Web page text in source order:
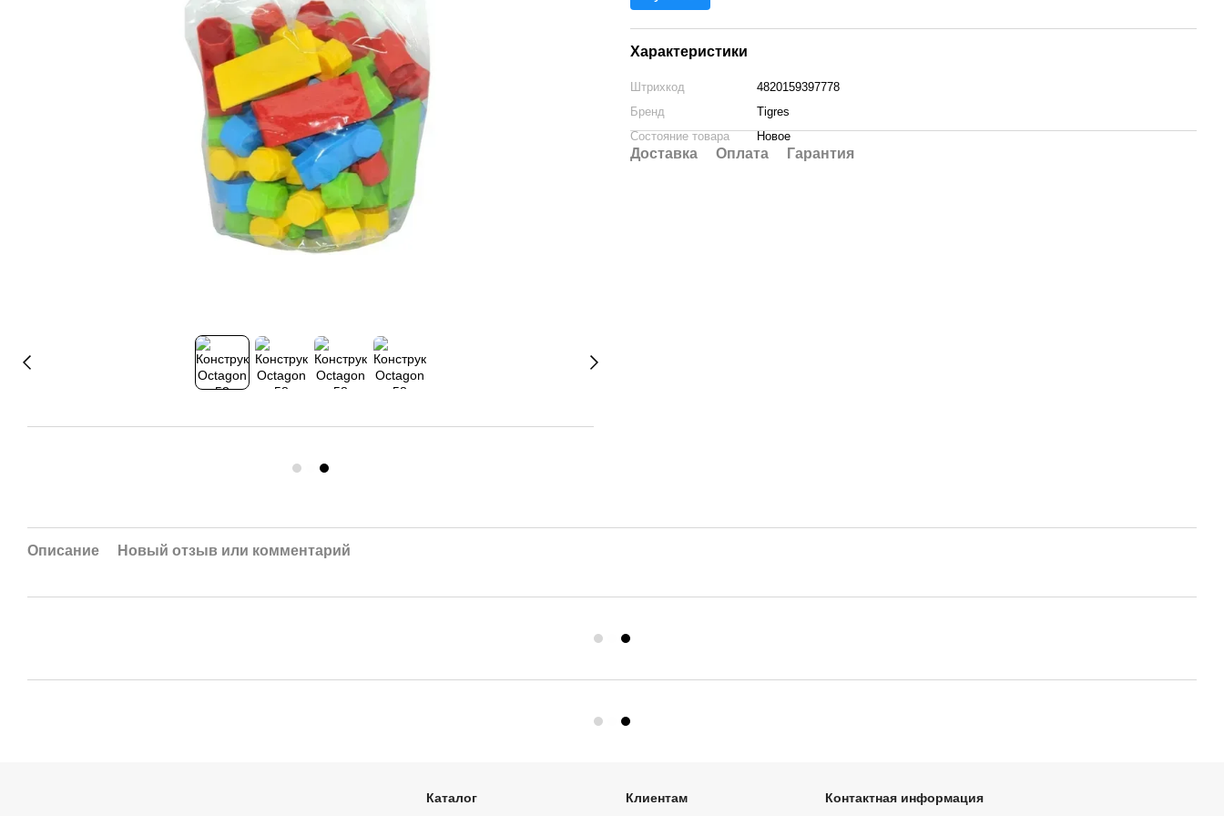
Характеристики
Штрихкод
4820159397778
Бренд
Tigres
Состояние товара
Новое
Доставка Оплата Гарантия
Описание Новый отзыв или комментарий
Каталог Клиентам Контактная информация